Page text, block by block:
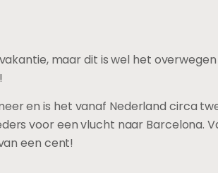
maar dit is wel het
en is het vanaf Nederland circa
voor een vlucht naar Barcelona.
een cent!